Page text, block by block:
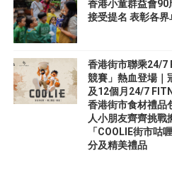
香港小童群益會90
接受提名 表彰各
香港街市聯乘24/7
競賽」熱血登場｜
及12個月24/7
香港街市食材禮品
人小朋友齊齊挑戰
「COOLIE街市咕
分及精美禮品